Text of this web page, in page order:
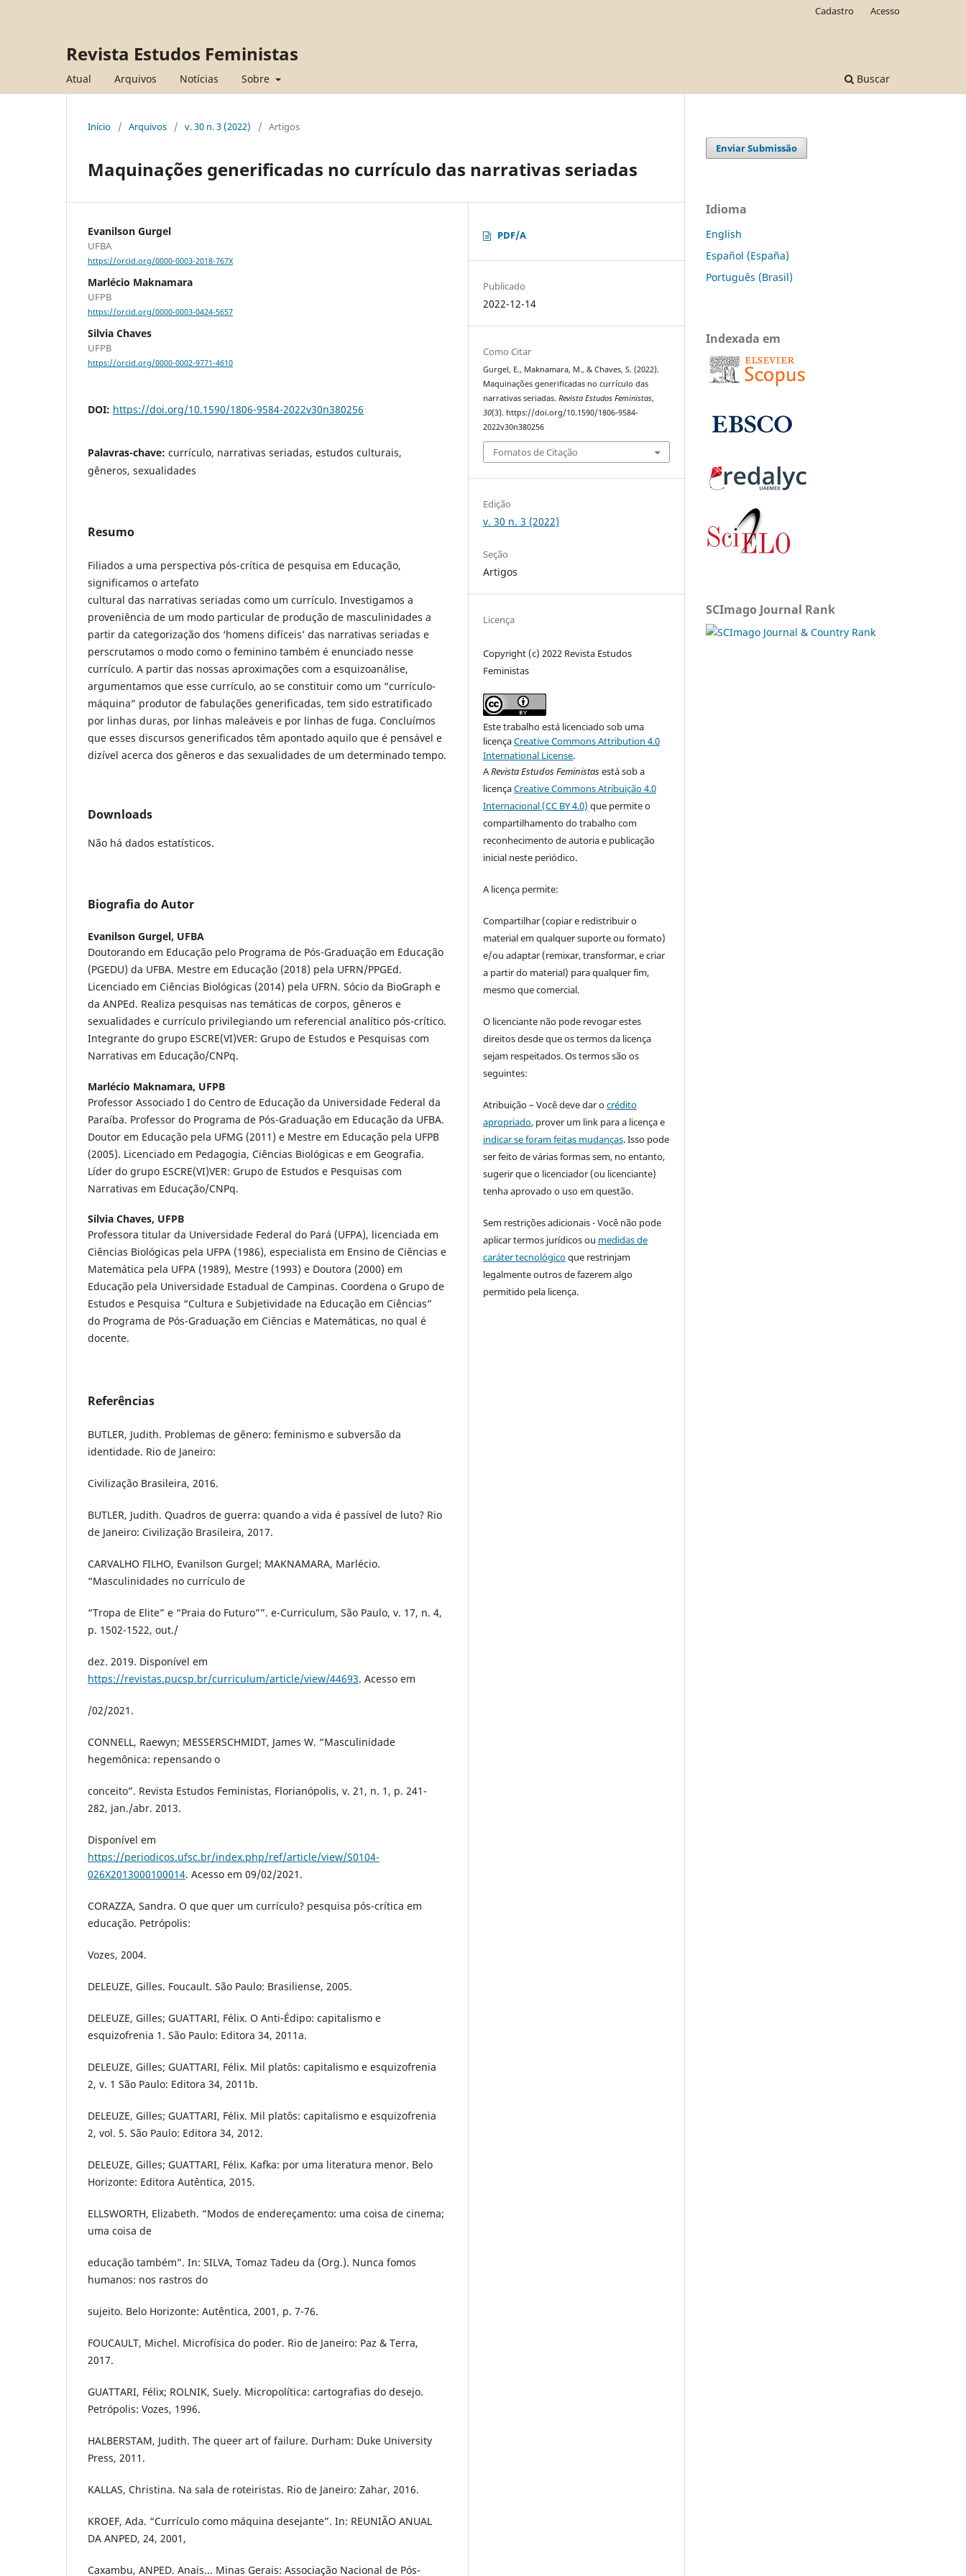
Revista Estudos Feministas
Atual Arquivos Notícias Sobre Buscar
Cadastro Acesso
Início / Arquivos / v. 30 n. 3 (2022) / Artigos
Maquinações generificadas no currículo das narrativas seriadas
Evanilson Gurgel
UFBA
https://orcid.org/0000-0003-2018-767X
Marlécio Maknamara
UFPB
https://orcid.org/0000-0003-0424-5657
Silvia Chaves
UFPB
https://orcid.org/0000-0002-9771-4610
DOI: https://doi.org/10.1590/1806-9584-2022v30n380256
Palavras-chave: currículo, narrativas seriadas, estudos culturais,
gêneros, sexualidades
Resumo
Filiados a uma perspectiva pós-crítica de pesquisa em Educação,
significamos o artefato
cultural das narrativas seriadas como um currículo. Investigamos a
proveniência de um modo particular de produção de masculinidades a
partir da categorização dos ‘homens difíceis’ das narrativas seriadas e
perscrutamos o modo como o feminino também é enunciado nesse
currículo. A partir das nossas aproximações com a esquizoanálise,
argumentamos que esse currículo, ao se constituir como um “currículo-
máquina” produtor de fabulações generificadas, tem sido estratificado
por linhas duras, por linhas maleáveis e por linhas de fuga. Concluímos
que esses discursos generificados têm apontado aquilo que é pensável e
dizível acerca dos gêneros e das sexualidades de um determinado tempo.
Downloads
Não há dados estatísticos.
Biografia do Autor
Evanilson Gurgel, UFBA
Doutorando em Educação pelo Programa de Pós-Graduação em Educação
(PGEDU) da UFBA. Mestre em Educação (2018) pela UFRN/PPGEd.
Licenciado em Ciências Biológicas (2014) pela UFRN. Sócio da BioGraph e
da ANPEd. Realiza pesquisas nas temáticas de corpos, gêneros e
sexualidades e currículo privilegiando um referencial analítico pós-crítico.
Integrante do grupo ESCRE(VI)VER: Grupo de Estudos e Pesquisas com
Narrativas em Educação/CNPq.
Marlécio Maknamara, UFPB
Professor Associado I do Centro de Educação da Universidade Federal da
Paraíba. Professor do Programa de Pós-Graduação em Educação da UFBA.
Doutor em Educação pela UFMG (2011) e Mestre em Educação pela UFPB
(2005). Licenciado em Pedagogia, Ciências Biológicas e em Geografia.
Líder do grupo ESCRE(VI)VER: Grupo de Estudos e Pesquisas com
Narrativas em Educação/CNPq.
Silvia Chaves, UFPB
Professora titular da Universidade Federal do Pará (UFPA), licenciada em
Ciências Biológicas pela UFPA (1986), especialista em Ensino de Ciências e
Matemática pela UFPA (1989), Mestre (1993) e Doutora (2000) em
Educação pela Universidade Estadual de Campinas. Coordena o Grupo de
Estudos e Pesquisa “Cultura e Subjetividade na Educação em Ciências”
do Programa de Pós-Graduação em Ciências e Matemáticas, no qual é
docente.
Referências
BUTLER, Judith. Problemas de gênero: feminismo e subversão da
identidade. Rio de Janeiro:
Civilização Brasileira, 2016.
BUTLER, Judith. Quadros de guerra: quando a vida é passível de luto? Rio
de Janeiro: Civilização Brasileira, 2017.
CARVALHO FILHO, Evanilson Gurgel; MAKNAMARA, Marlécio.
“Masculinidades no currículo de
“Tropa de Elite” e “Praia do Futuro””. e-Curriculum, São Paulo, v. 17, n. 4,
p. 1502-1522, out./
dez. 2019. Disponível em
https://revistas.pucsp.br/curriculum/article/view/44693. Acesso em
/02/2021.
CONNELL, Raewyn; MESSERSCHMIDT, James W. “Masculinidade
hegemônica: repensando o
conceito”. Revista Estudos Feministas, Florianópolis, v. 21, n. 1, p. 241-
282, jan./abr. 2013.
Disponível em
https://periodicos.ufsc.br/index.php/ref/article/view/S0104-
026X2013000100014. Acesso em 09/02/2021.
CORAZZA, Sandra. O que quer um currículo? pesquisa pós-crítica em
educação. Petrópolis:
Vozes, 2004.
DELEUZE, Gilles. Foucault. São Paulo: Brasiliense, 2005.
DELEUZE, Gilles; GUATTARI, Félix. O Anti-Édipo: capitalismo e
esquizofrenia 1. São Paulo: Editora 34, 2011a.
DELEUZE, Gilles; GUATTARI, Félix. Mil platôs: capitalismo e esquizofrenia
2, v. 1 São Paulo: Editora 34, 2011b.
DELEUZE, Gilles; GUATTARI, Félix. Mil platôs: capitalismo e esquizofrenia
2, vol. 5. São Paulo: Editora 34, 2012.
DELEUZE, Gilles; GUATTARI, Félix. Kafka: por uma literatura menor. Belo
Horizonte: Editora Autêntica, 2015.
ELLSWORTH, Elizabeth. “Modos de endereçamento: uma coisa de cinema;
uma coisa de
educação também”. In: SILVA, Tomaz Tadeu da (Org.). Nunca fomos
humanos: nos rastros do
sujeito. Belo Horizonte: Autêntica, 2001, p. 7-76.
FOUCAULT, Michel. Microfísica do poder. Rio de Janeiro: Paz & Terra,
2017.
GUATTARI, Félix; ROLNIK, Suely. Micropolítica: cartografias do desejo.
Petrópolis: Vozes, 1996.
HALBERSTAM, Judith. The queer art of failure. Durham: Duke University
Press, 2011.
KALLAS, Christina. Na sala de roteiristas. Rio de Janeiro: Zahar, 2016.
KROEF, Ada. “Currículo como máquina desejante”. In: REUNIÃO ANUAL
DA ANPED, 24, 2001,
Caxambu, ANPED. Anais... Minas Gerais: Associação Nacional de Pós-
PDF/A
Publicado
2022-12-14
Como Citar
Gurgel, E., Maknamara, M., & Chaves, S. (2022).
Maquinações generificadas no currículo das
narrativas seriadas.Revista Estudos Feministas,
30(3). https://doi.org/10.1590/1806-9584-
2022v30n380256
Fomatos de Citação
Edição
v. 30 n. 3 (2022)
Seção
Artigos
Licença
Copyright (c) 2022 Revista Estudos
Feministas
Este trabalho está licenciado sob uma
licençaCreative Commons Attribution 4.0
International License.
ARevista Estudos Feministasestá sob a
licençaCreative Commons Atribuição 4.0
Internacional (CC BY 4.0) que permite o
compartilhamento do trabalho com
reconhecimento de autoria e publicação
inicial neste periódico.
A licença permite:
Compartilhar (copiar e redistribuir o
material em qualquer suporte ou formato)
e/ou adaptar (remixar, transformar, e criar
a partir do material) para qualquer fim,
mesmo que comercial.
O licenciante não pode revogar estes
direitos desde que os termos da licença
sejam respeitados. Os termos são os
seguintes:
Atribuição – Você deve dar ocrédito
apropriado, prover um link para a licença e
indicar se foram feitas mudanças. Isso pode
ser feito de várias formas sem, no entanto,
sugerir que o licenciador (ou licenciante)
tenha aprovado o uso em questão.
Sem restrições adicionais - Você não pode
aplicar termos jurídicos ou medidas de
caráter tecnológicoque restrinjam
legalmente outros de fazerem algo
permitido pela licença.
Enviar Submissão
Idioma
English
Español (España)
Português (Brasil)
Indexada em
SCImago Journal Rank